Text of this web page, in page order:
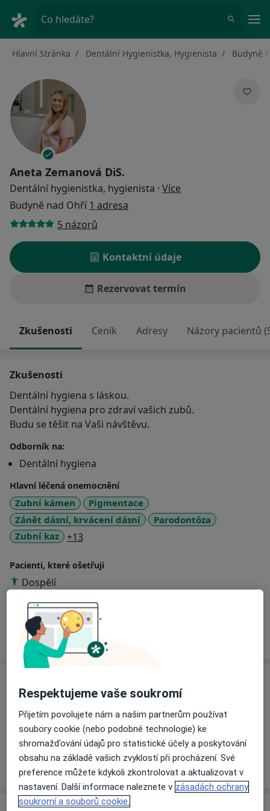
Co hledáte?
Hlavní Stránka Dentální Hygienistka, Hygienista Budyně
Aneta Zemanová DiS.
Dentální hygienistka, hygienista · Více
Budyně nad Ohří 1 adresa
5 názorů
Kontaktní údaje
Rezervovat termín
Zkušenosti Ceník Adresy Názory pacientů
Zkušenosti
Dentální hygiena s láskou.
Dentální hygiena pro zdraví vašich zubů.
Budu se těšit na Vaši návštěvu.
Odborník na:
Dentální hygiena
Hlavní léčená onemocnění
Zubní kámen
Pigmentace
Zánět dásní, krvácení dásní
Parodontóza
Zubní kaz
+13
Pacienti, které ošetřuji
Dospělí
Děti
Odstranění zubního kamene
Detaily
Jak fungují ceny?
Respektujeme vaše soukromí
Přijetím povolujete nám a našim partnerům používat
soubory cookie (nebo podobné technologie) ke
shromažďování údajů pro statistické účely a poskytování
obsahu na základě vašich zvyklostí při procházení. Své
preference můžete kdykoli zkontrolovat a aktualizovat v
nastavení. Další informace naleznete v zásadách ochrany
soukromí a souborů cookie.